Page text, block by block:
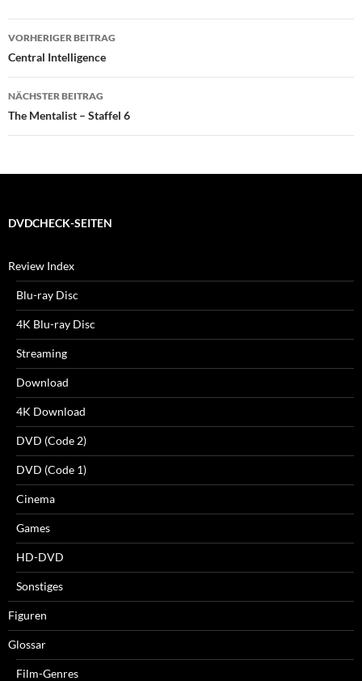
Beitragsnavigation
VORHERIGER BEITRAG
Central Intelligence
NÄCHSTER BEITRAG
The Mentalist – Staffel 6
DVDCHECK-SEITEN
Review Index
Blu-ray Disc
4K Blu-ray Disc
Streaming
Download
4K Download
DVD (Code 2)
DVD (Code 1)
Cinema
Games
HD-DVD
Sonstiges
Figuren
Glossar
Film-Genres